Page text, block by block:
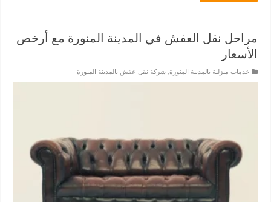
مراحل نقل العفش في المدينة المنورة مع أرخص
الأسعار
خدمات منزلية بالمدينة المنورة,شركة نقل عفش بالمدينة المنورة